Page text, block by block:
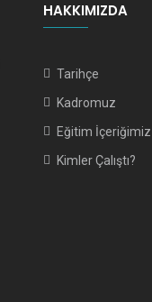
HAKKIMIZDA
Tarihçe
Kadromuz
Eğitim İçeriğimiz
Kimler Çalıştı?